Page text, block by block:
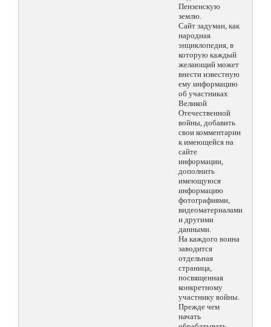
Пензенскую
землю.
Сайт задуман, как
народная
энциклопедия, в
которую каждый
желающий может
внести известную
ему информацию
об участниках
Великой
Отечественной
войны, добавить
свои комментарии
к имеющейся на
сайте
информации,
дополнить
имеющуюся
информацию
фотографиями,
видеоматериалами
и другими
данными.
На каждого воина
заводится
отдельная
страница,
посвященная
конкретному
участнику войны.
Прежде чем
начать